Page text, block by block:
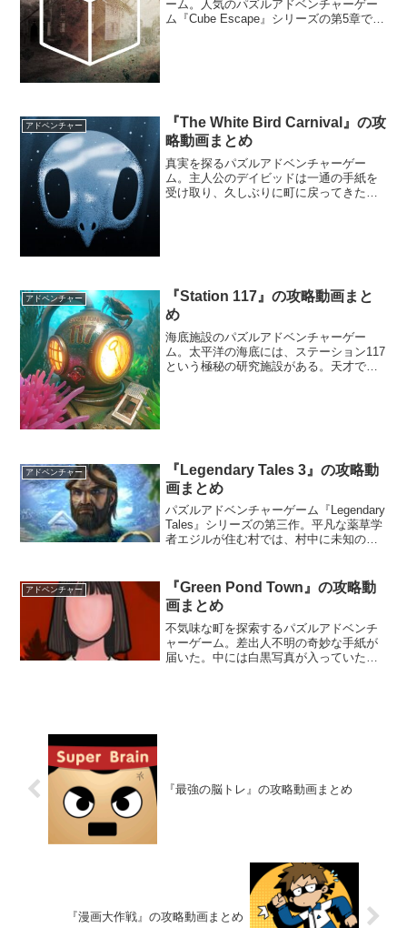
ーム。人気のパズルアドベンチャーゲー
ム『Cube Escape』シリーズの第5章であ
アドベンチャー
『The White Bird Carnival』の攻
略動画まとめ
真実を探るパズルアドベンチャーゲー
ム。主人公のデイビッドは一通の手紙を
受け取り、久しぶりに町に戻ってきた
アドベンチャー
『Station 117』の攻略動画まと
め
海底施設のパズルアドベンチャーゲー
ム。太平洋の海底には、ステーション117
という極秘の研究施設がある。天才で億
アドベンチャー
『Legendary Tales 3』の攻略動
画まとめ
パズルアドベンチャーゲーム『Legendary
Tales』シリーズの第三作。平凡な薬草学
者エジルが住む村では、村中に未知の病
としていく。パズルやミニゲームで遊び
ながら物語を展開させていこう。
アドベンチャー
『Green Pond Town』の攻略動
画まとめ
不気味な町を探索するパズルアドベンチ
ャーゲーム。差出人不明の奇妙な手紙が
届いた。中には白黒写真が入っていた
『最強の脳トレ』の攻略動画まとめ
『漫画大作戦』の攻略動画まとめ